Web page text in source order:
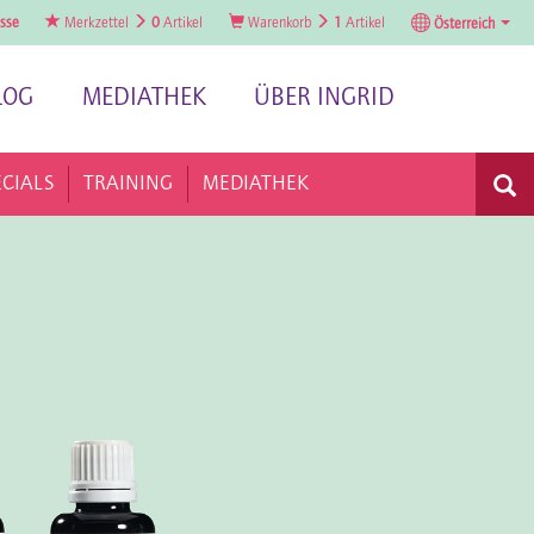
Merkzettel 0 Artikel Warenkorb 1 Artikel Österreich
MEDIATHEK ÜBER INGRID
TRAINING MEDIATHEK